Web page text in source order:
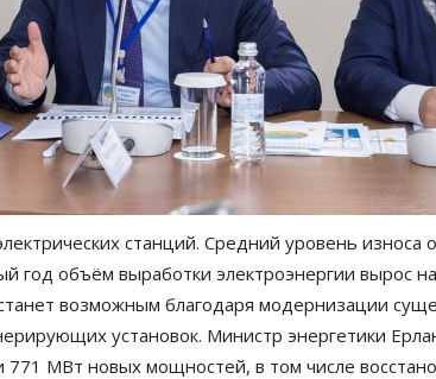
станций. Средний уровень износа
год объём выработки электроэнергии вырос
возможным благодаря модернизации
установок. Министр энергетики
771 МВт новых мощностей, в том числе
Литературно-музыкальное
дала үні» организовали в музее